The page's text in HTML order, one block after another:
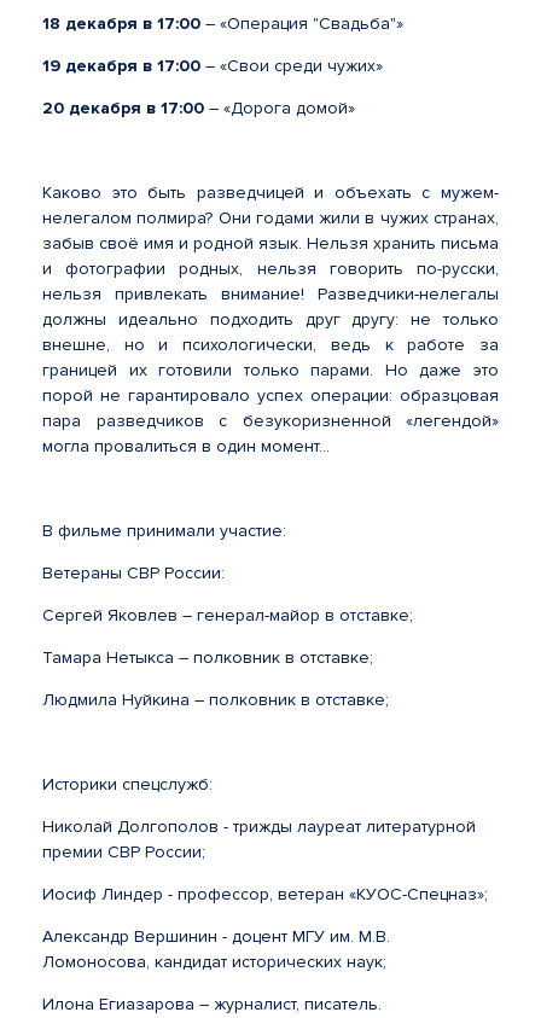
18 декабря в 17:00 – «Операция "Свадьба"»
19 декабря в 17:00 – «Свои среди чужих»
20 декабря в 17:00 – «Дорога домой»
Каково это быть разведчицей и объехать с мужем-
нелегалом полмира? Они годами жили в чужих странах,
забыв своё имя и родной язык. Нельзя хранить письма
и фотографии родных, нельзя говорить по-русски,
нельзя привлекать внимание! Разведчики-нелегалы
должны идеально подходить друг другу: не только
внешне, но и психологически, ведь к работе за
границей их готовили только парами. Но даже это
порой не гарантировало успех операции: образцовая
пара разведчиков с безукоризненной «легендой»
могла провалиться в один момент…
В фильме принимали участие:
Ветераны СВР России:
Сергей Яковлев – генерал-майор в отставке;
Тамара Нетыкса – полковник в отставке;
Людмила Нуйкина – полковник в отставке;
Историки спецслужб:
Николай Долгополов - трижды лауреат литературной
премии СВР России;
Иосиф Линдер - профессор, ветеран «КУОС-Спецназ»;
Александр Вершинин - доцент МГУ им. М.В.
Ломоносова, кандидат исторических наук;
Илона Егиазарова – журналист, писатель.